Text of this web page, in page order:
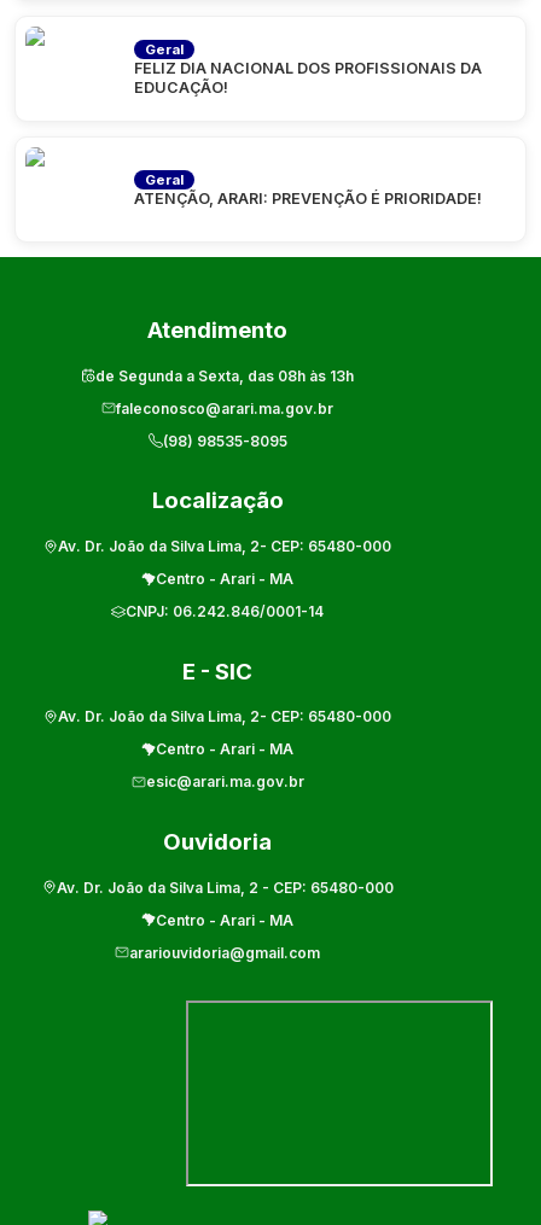
Geral
FELIZ DIA NACIONAL DOS PROFISSIONAIS DA
EDUCAÇÃO!
Geral
ATENÇÃO, ARARI: PREVENÇÃO É PRIORIDADE!
Atendimento
de Segunda a Sexta, das 08h às 13h
faleconosco@arari.ma.gov.br
(98) 98535-8095
Localização
Av. Dr. João da Silva Lima, 2- CEP: 65480-000
Centro - Arari - MA
CNPJ: 06.242.846/0001-14
E - SIC
Av. Dr. João da Silva Lima, 2- CEP: 65480-000
Centro - Arari - MA
esic@arari.ma.gov.br
Ouvidoria
Av. Dr. João da Silva Lima, 2 - CEP: 65480-000
Centro - Arari - MA
arariouvidoria@gmail.com